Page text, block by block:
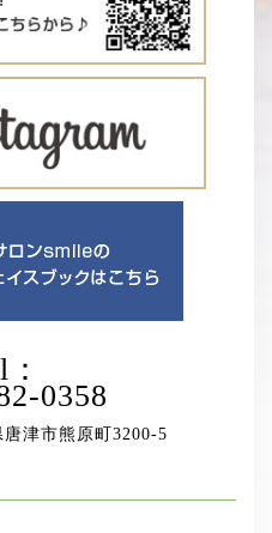
0358
津市熊原町3200-5